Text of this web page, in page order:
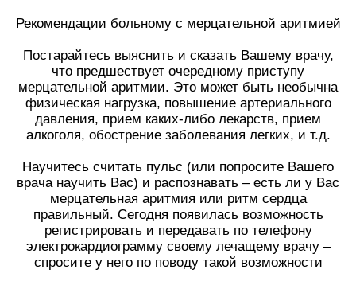
Рекомендации больному с мерцательной аритмией
Постарайтесь выяснить и сказать Вашему врачу,
что предшествует очередному приступу
мерцательной аритмии. Это может быть необычна
физическая нагрузка, повышение артериального
давления, прием каких-либо лекарств, прием
алкоголя, обострение заболевания легких, и т.д.
Научитесь считать пульс (или попросите Вашего
врача научить Вас) и распознавать – есть ли у Вас
мерцательная аритмия или ритм сердца
правильный. Сегодня появилась возможность
регистрировать и передавать по телефону
электрокардиограмму своему лечащему врачу –
спросите у него по поводу такой возможности